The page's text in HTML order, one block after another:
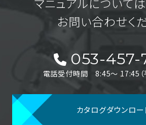
お問い合わせく
053-457-
電話受付時間 8:45〜 17:45（
カタログダウンロー